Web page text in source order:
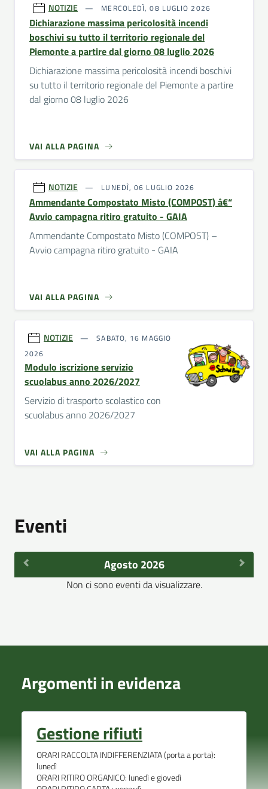
NOTIZIE MERCOLEDÌ, 08 LUGLIO 2026
Dichiarazione massima pericolosità incendi
boschivi su tutto il territorio regionale del
Piemonte a partire dal giorno 08 luglio 2026
Dichiarazione massima pericolosità incendi boschivi
su tutto il territorio regionale del Piemonte a partire
dal giorno 08 luglio 2026
VAI ALLA PAGINA
NOTIZIE LUNEDÌ, 06 LUGLIO 2026
Ammendante Compostato Misto (COMPOST) â€“
Avvio campagna ritiro gratuito - GAIA
Ammendante Compostato Misto (COMPOST) –
Avvio campagna ritiro gratuito - GAIA
VAI ALLA PAGINA
NOTIZIE
SABATO, 16 MAGGIO
2026
Modulo iscrizione servizio
scuolabus anno 2026/2027
Servizio di trasporto scolastico con
scuolabus anno 2026/2027
VAI ALLA PAGINA
Eventi
Agosto 2026
Non ci sono eventi da visualizzare.
Argomenti in evidenza
Gestione rifiuti
ORARI RACCOLTA INDIFFERENZIATA (porta a porta):
lunedì
ORARI RITIRO ORGANICO: lunedì e giovedì